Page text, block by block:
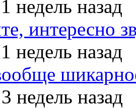
недель назад
интересно
недель назад
недель назад